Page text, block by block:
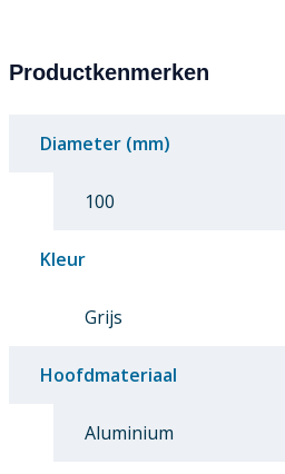
Productkenmerken
Diameter (mm)
100
Kleur
Grijs
Hoofdmateriaal
Aluminium